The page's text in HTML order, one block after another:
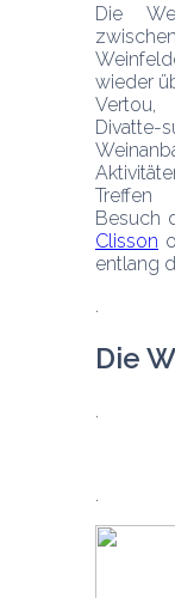
Die
wieder
Vertou,
Treffen
Clisson
entlang
Die